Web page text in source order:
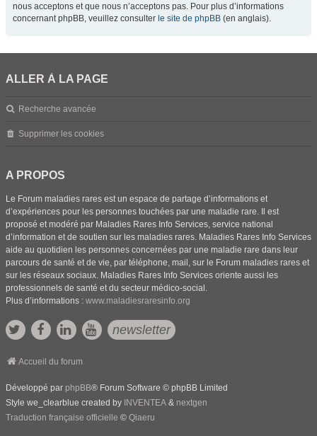
nous acceptons et que nous n’acceptons pas. Pour plus d’informations
concernant phpBB, veuillez consulter le site de phpBB (en anglais).
ALLER À LA PAGE
Recherche avancée
Supprimer les cookies
A PROPOS
Le Forum maladies rares est un espace de partage d’informations et
d’expériences pour les personnes touchées par une maladie rare. Il est
proposé et modéré par Maladies Rares Info Services, service national
d’information et de soutien sur les maladies rares. Maladies Rares Info Services
aide au quotidien les personnes concernées par une maladie rare dans leur
parcours de santé et de vie, par téléphone, mail, sur le Forum maladies rares et
sur les réseaux sociaux. Maladies Rares Info Services oriente aussi les
professionnels de santé et du secteur médico-social.
Plus d’informations : www.maladiesraresinfo.org
newsletter
Accueil du forum
Développé par phpBB® Forum Software © phpBB Limited
Style we_clearblue created by INVENTEA & nextgen
Traduction française officielle © Qiaeru